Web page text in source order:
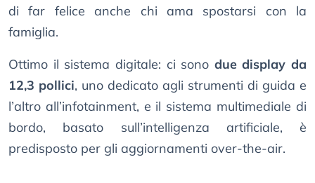
di far felice anche chi ama spostarsi con la
famiglia.
Ottimo il sistema digitale: ci sono due display da
12,3 pollici, uno dedicato agli strumenti di guida e
l’altro all’infotainment, e il sistema multimediale di
bordo, basato sull’intelligenza artificiale, è
predisposto per gli aggiornamenti over-the-air.